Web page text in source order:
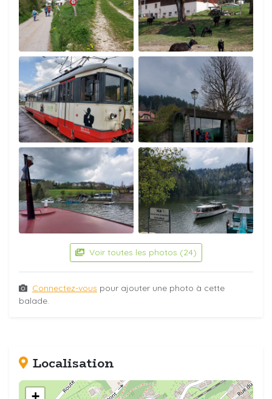
Voir toutes les photos (24)
Connectez-vous pour ajouter une photo à cette
balade.
Localisation